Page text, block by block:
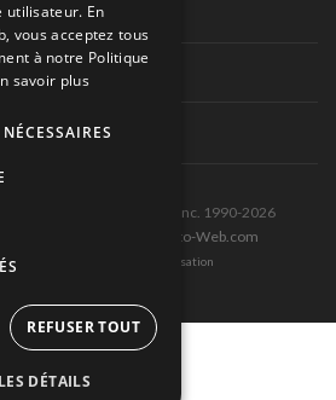
Éditions Pole-Position inc. 1990-2026
hébergé par Montréal-Photo-Web.com
et Conditions d’utilisation
utilisateur. En
vous acceptez tous
à notre Politique
savoir plus
REFUSER TOUT
DÉTAILS